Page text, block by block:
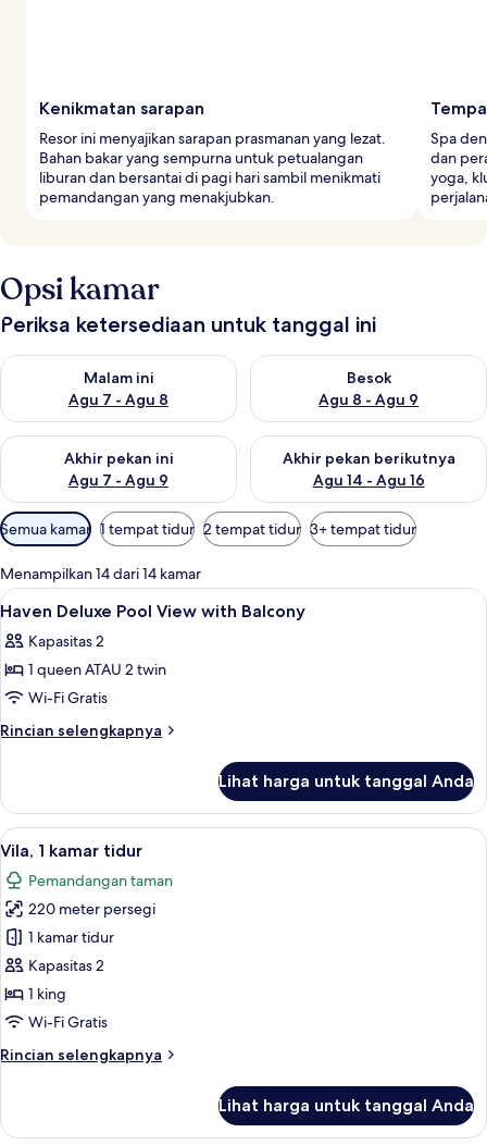
Kenikmatan sarapan
Resor ini menyajikan sarapan prasmanan yang lezat.
Bahan bakar yang sempurna untuk petualangan
liburan dan bersantai di pagi hari sambil menikmati
pemandangan yang menakjubkan.
Spa
dan
yoga,
Opsi kamar
Periksa ketersediaan untuk tanggal ini
Malam ini
Agu 7 - Agu 8
Periksa ketersediaan untuk malam ini Agu 7 - Agu 8
Besok
Agu 8 - Agu 9
Periksa ketersediaan untuk
Akhir pekan ini
Agu 7 - Agu 9
Periksa ketersediaan untuk akhir pekan ini Agu 7 - Agu 9
Akhir pekan berikutnya
Agu 14 - Agu 16
Periksa ketersediaan untuk
Filter
tersedia
untuk
kamar
Semua kamar 1 tempat tidur 2 tempat tidur 3+ tempat tidur
Menampilkan 14 dari 14 kamar
Lihat
semua
foto
untuk
Haven
Deluxe
with
Balcony
Brankas, tempat tidur bayi gratis,
7
Haven Deluxe Pool View with Balcony
Kapasitas 2
1 queen ATAU 2 twin
Wi-Fi Gratis
Rincian selengkapnya
Rincian
Haven
Deluxe
Pool
with
Balcony
Lihat harga untuk tanggal Anda
Lihat
semua
foto
untuk
Vila,
1
kamar
tidur
Vila, 1 kamar tidur | Brankas, tempat
10
Vila, 1 kamar tidur
Pemandangan taman
220 meter persegi
1 kamar tidur
Kapasitas 2
1 king
Wi-Fi Gratis
Rincian selengkapnya
Rincian
Vila,
Lihat harga untuk tanggal Anda